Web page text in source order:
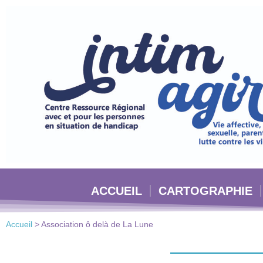
pour
ACCUEIL CARTOGRAPHIE
Accueil > Association ô delà de La Lune